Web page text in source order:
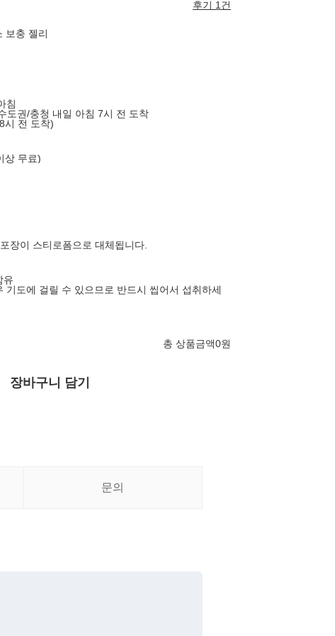
후기 1건
보충 젤리
침
도권/충청 내일 아침 7시 전 도착
시 전 도착)
상 무료)
장이 스티로폼으로 대체됩니다.
유
기도에 걸릴 수 있으므로 반드시 씹어서 섭취하세
총 상품금액0원
장바구니 담기
문의